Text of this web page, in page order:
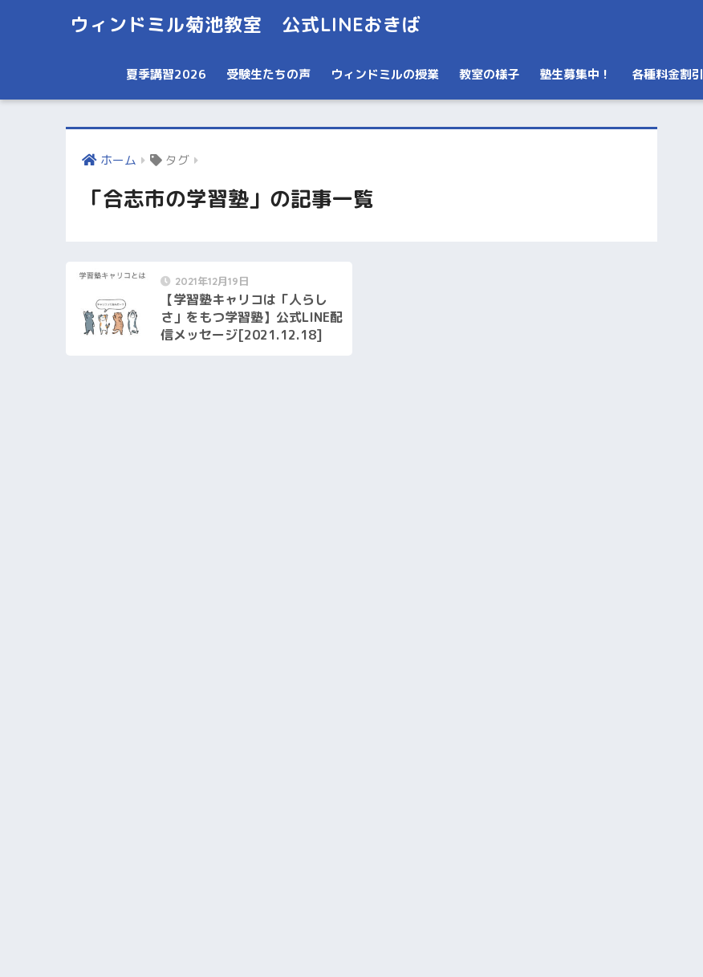
ウィンドミル菊池教室 公式LINEおきば
夏季講習2026 受験生たちの声 ウィンドミルの授業 教室の様子 塾生募集中！ 各種料金割引
ホーム タグ
「合志市の学習塾」の記事一覧
2021年12月19日
【学習塾キャリコは「人らし
さ」をもつ学習塾】公式LINE配
信メッセージ[2021.12.18]